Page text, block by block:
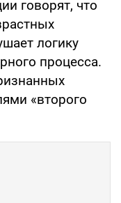
говорят, что
логику
процесса.
«второго